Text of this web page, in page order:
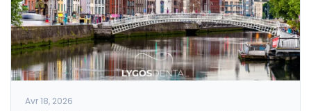
Avr 18, 2026